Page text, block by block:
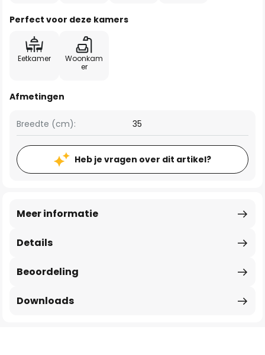
Perfect voor deze kamers
Eetkamer
Woonkam
er
Afmetingen
Breedte (cm): 35
Heb je vragen over dit artikel?
Details
Meer informatie
Beoordeling
Downloads